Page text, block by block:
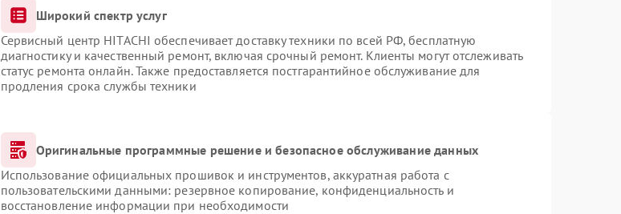
Широкий спектр услуг
Сервисный центр HITACHI обеспечивает доставку техники по всей РФ, бесплатную
диагностику и качественный ремонт, включая срочный ремонт. Клиенты могут отслеживать
статус ремонта онлайн. Также предоставляется постгарантийное обслуживание для
продления срока службы техники
Оригинальные программные решение и безопасное обслуживание данных
Использование официальных прошивок и инструментов, аккуратная работа с
пользовательскими данными: резервное копирование, конфиденциальность и
восстановление информации при необходимости